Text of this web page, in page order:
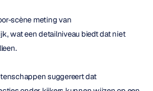
scène meting van
wat een detailniveau biedt dat niet
suggereert dat